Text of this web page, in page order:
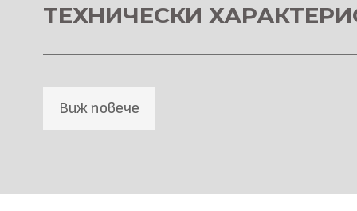
ТЕХНИЧЕСКИ
Виж повече